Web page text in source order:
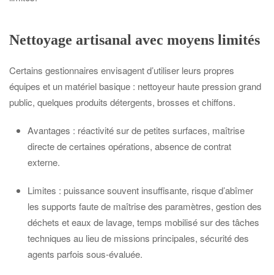
Nettoyage artisanal avec moyens limités
Certains gestionnaires envisagent d’utiliser leurs propres
équipes et un matériel basique : nettoyeur haute pression grand
public, quelques produits détergents, brosses et chiffons.
Avantages : réactivité sur de petites surfaces, maîtrise
directe de certaines opérations, absence de contrat
externe.
Limites : puissance souvent insuffisante, risque d’abîmer
les supports faute de maîtrise des paramètres, gestion des
déchets et eaux de lavage, temps mobilisé sur des tâches
techniques au lieu de missions principales, sécurité des
agents parfois sous-évaluée.